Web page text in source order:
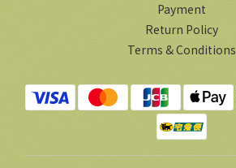
Payment
Return Policy
Terms & Conditions